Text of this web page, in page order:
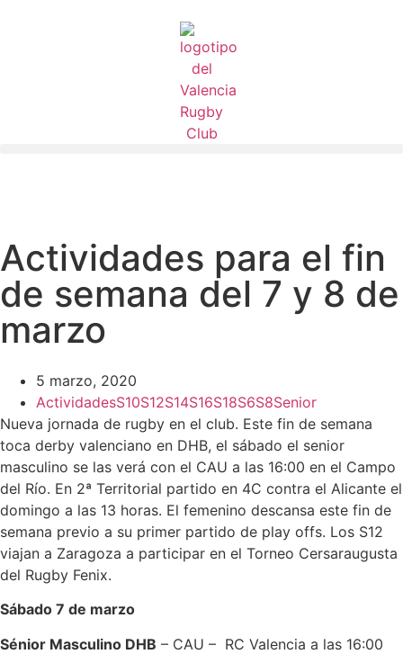
Actividades para el fin
de semana del 7 y 8 de
marzo
5 marzo, 2020
ActividadesS10S12S14S16S18S6S8Senior
Nueva jornada de rugby en el club. Este fin de semana
toca derby valenciano en DHB, el sábado el senior
masculino se las verá con el CAU a las 16:00 en el Campo
del Río. En 2ª Territorial partido en 4C contra el Alicante el
domingo a las 13 horas. El femenino descansa este fin de
semana previo a su primer partido de play offs. Los S12
viajan a Zaragoza a participar en el Torneo Cersaraugusta
del Rugby Fenix.
Sábado 7 de marzo
Sénior Masculino DHB – CAU – RC Valencia a las 16:00